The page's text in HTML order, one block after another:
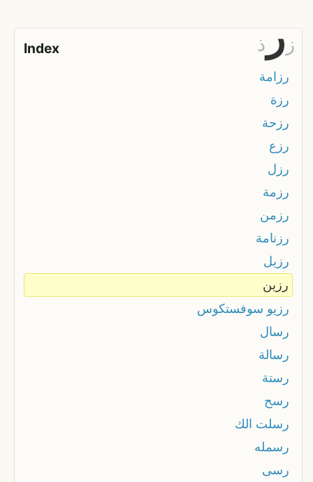
Index ذ ر ز
رزامة
رزة
رزحة
رزع
رزل
رزمة
رزمن
رزنامة
رزيل
رزين
رزيو سوفستكوس
رسال
رسالة
رستة
رسح
رسلت الك
رسمله
رسى